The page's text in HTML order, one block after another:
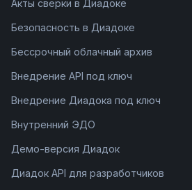
Акты сверки в Диадоке
Безопасность в Диадоке
Бессрочный облачный архив
Внедрение API под ключ
Внедрение Диадока под ключ
Внутренний ЭДО
Демо-версия Диадок
Диадок API для разработчиков